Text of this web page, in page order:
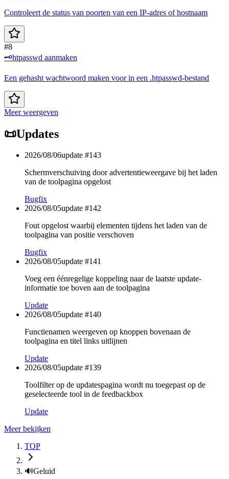
Controleert de status van poorten van een IP-adres of hostnaam
#8
🗝️htpasswd aanmaken
Een gehasht wachtwoord maken voor in een .htpasswd-bestand
Meer weergeven
📜Updates
2026/08/06update #143
Schermverschuiving door advertentieweergave bij het laden
van de toolpagina opgelost
Bugfix
2026/08/05update #142
Fout opgelost waarbij elementen tijdens het laden van de
toolpagina van positie verschoven
Bugfix
2026/08/05update #141
Voeg een éénregelige koppeling naar de laatste update-
informatie toe boven aan de toolpagina
Update
2026/08/05update #140
Functienamen weergeven op knoppen bovenaan de
toolpagina en titel links uitlijnen
Update
2026/08/05update #139
Toolfilter op de updatespagina wordt nu toegepast op de
geselecteerde tool in de feedbackbox
Update
Meer bekijken
TOP
🔊Geluid